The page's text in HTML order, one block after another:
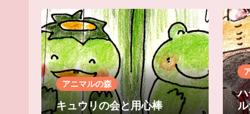
アニマルの森
キュウリの会と用心棒